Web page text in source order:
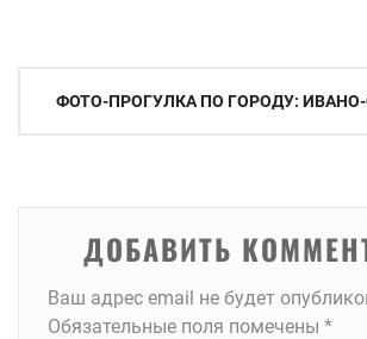
Навигация
ФОТО-ПРОГУЛКА ПО ГОРОДУ:
ДОБАВИТЬ
Ваш адрес email не будет
Обязательные поля помечены *